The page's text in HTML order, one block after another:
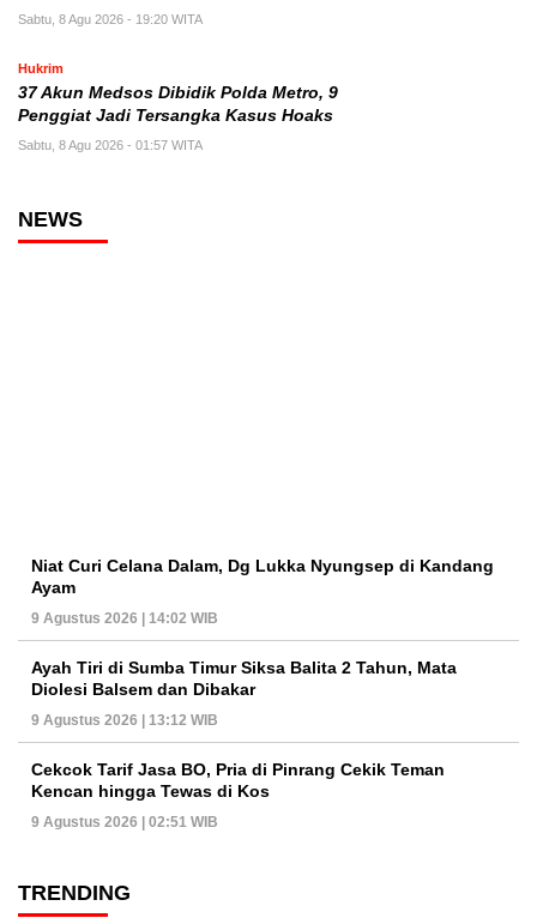
Sabtu, 8 Agu 2026 - 19:20 WITA
Hukrim
37 Akun Medsos Dibidik Polda Metro, 9
Penggiat Jadi Tersangka Kasus Hoaks
Sabtu, 8 Agu 2026 - 01:57 WITA
NEWS
Niat Curi Celana Dalam, Dg Lukka Nyungsep di Kandang
Ayam
9 Agustus 2026 | 14:02 WIB
Ayah Tiri di Sumba Timur Siksa Balita 2 Tahun, Mata
Diolesi Balsem dan Dibakar
9 Agustus 2026 | 13:12 WIB
Cekcok Tarif Jasa BO, Pria di Pinrang Cekik Teman
Kencan hingga Tewas di Kos
9 Agustus 2026 | 02:51 WIB
TRENDING